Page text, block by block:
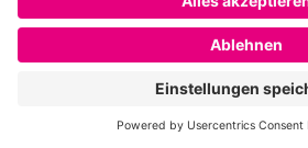
SAATKORN ist der Blog von Gero
er über die Themen Employer